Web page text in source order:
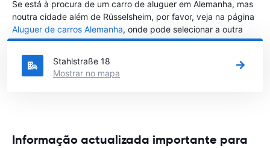
Se está à procura de um carro de aluguer em Alemanha, mas
noutra cidade além de Rüsselsheim, por favor, veja na página
Aluguer de carros Alemanha, onde pode selecionar a outra
cidade em Alemanha que gostaria de alugar um carro
Stahlstraße 18
Mostrar no mapa
Informação actualizada importante para